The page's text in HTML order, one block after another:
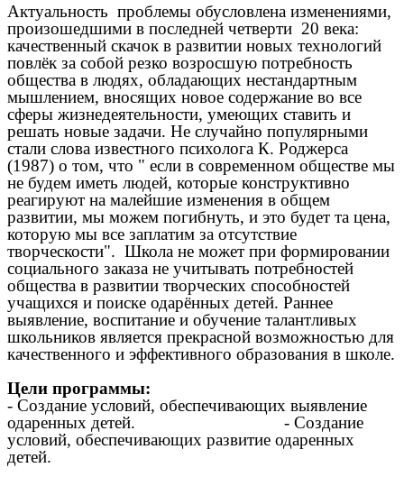
Актуальность проблемы обусловлена изменениями,
произошедшими в последней четверти 20 века:
качественный скачок в развитии новых технологий
повлёк за собой резко возросшую потребность
общества в людях, обладающих нестандартным
мышлением, вносящих новое содержание во все
сферы жизнедеятельности, умеющих ставить и
решать новые задачи. Не случайно популярными
стали слова известного психолога К. Роджерса
(1987) о том, что " если в современном обществе мы
не будем иметь людей, которые конструктивно
реагируют на малейшие изменения в общем
развитии, мы можем погибнуть, и это будет та цена,
которую мы все заплатим за отсутствие
творческости". Школа не может при формировании
социального заказа не учитывать потребностей
общества в развитии творческих способностей
учащихся и поиске одарённых детей. Раннее
выявление, воспитание и обучение талантливых
школьников является прекрасной возможностью для
качественного и эффективного образования в школе.
Цели программы:
- Создание условий, обеспечивающих выявление
одаренных детей. - Создание
условий, обеспечивающих развитие одаренных
детей.